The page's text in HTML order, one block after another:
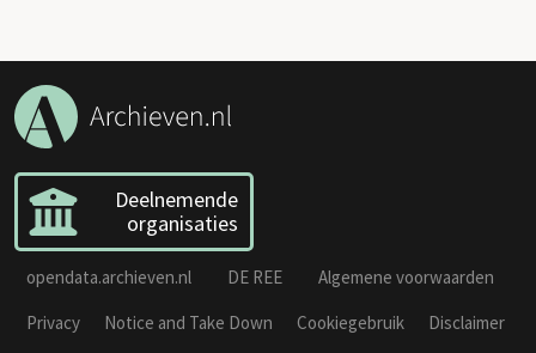
Deelnemende
organisaties
opendata.archieven.nl DE REE
Algemene voorwaarden
Privacy
Notice and Take Down Cookiegebruik
Disclaimer